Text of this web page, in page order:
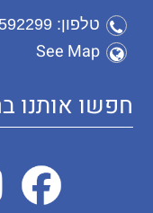
טלפון: 08-8592299
See Map
חפשו אותנו